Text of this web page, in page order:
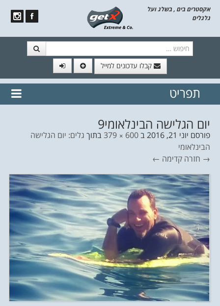
אקסטרים בים , בשלג ועל
גלגלים
קבלו עדכונים למייל
// הצטרף לרשימת תפוצה!
נשמח
תפריט
יום הגלישה הבינלאומי9
פורסם יוני 21, 2016 ב600 × 379 בתוך גלים: יום הגלישה
הבינלאומי
→ חזרה קדימה ←